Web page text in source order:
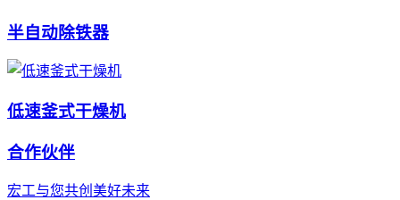
半自动除铁器
低速釜式干燥机
合作伙伴
宏工与您共创美好未来